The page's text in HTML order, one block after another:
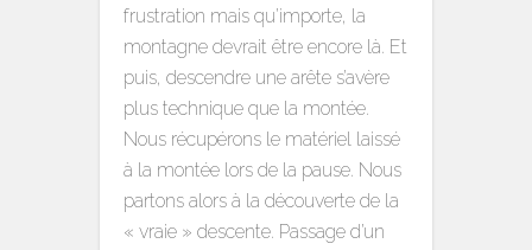
frustration mais qu’importe, la
montagne devrait être encore là. Et
puis, descendre une arête s’avère
plus technique que la montée.
Nous récupérons le matériel laissé
à la montée lors de la pause. Nous
partons alors à la découverte de la
« vraie » descente. Passage d’un